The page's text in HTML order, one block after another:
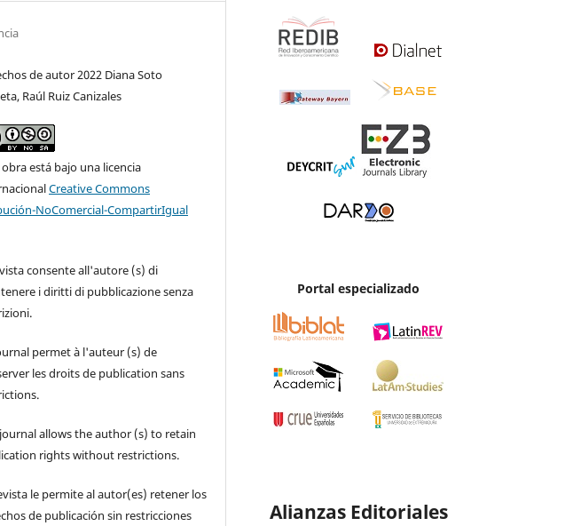
de autor 2022 Diana Soto
Raúl Ruiz Canizales
obra está bajo una licencia
Creative Commons
NoComercial-CompartirIgual
consente all'autore (s) di
i diritti di pubblicazione senza
permet à l'auteur (s) de
les droits de publication sans
allows the author (s) to retain
rights without restrictions.
le permite al autor(es) retener los
de publicación sin restricciones
Portal especializado
Alianzas Editoriales